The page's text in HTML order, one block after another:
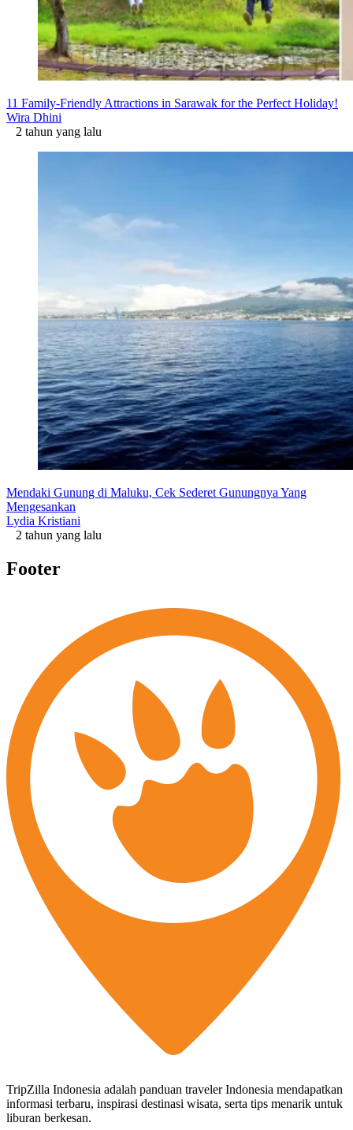
11 Family-Friendly Attractions in Sarawak for the Perfect Holiday!
Wira Dhini
2 tahun yang lalu
Mendaki Gunung di Maluku, Cek Sederet Gunungnya Yang
Mengesankan
Lydia Kristiani
2 tahun yang lalu
Footer
TripZilla Indonesia adalah panduan traveler Indonesia mendapatkan
informasi terbaru, inspirasi destinasi wisata, serta tips menarik untuk
liburan berkesan.